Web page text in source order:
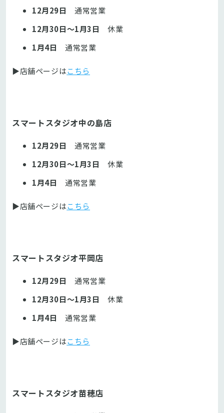
12月29日
通常営業
12月30日～1月3日
休業
1月4日
通常営業
▶店舗ページはこちら
スマートスタジオ中の島店
12月29日
通常営業
12月30日～1月3日
休業
1月4日
通常営業
▶店舗ページはこちら
スマートスタジオ平岡店
12月29日
通常営業
12月30日～1月3日
休業
1月4日
通常営業
▶店舗ページはこちら
スマートスタジオ苗穂店